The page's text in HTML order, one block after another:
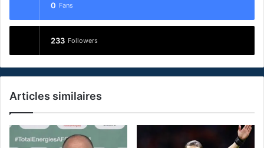
0 Fans
233 Followers
Articles similaires